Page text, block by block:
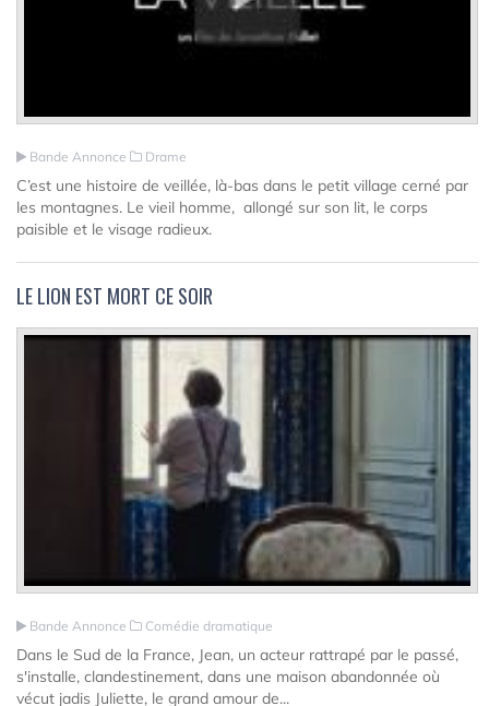
Bande Annonce Drame
C’est une histoire de veillée, là-bas dans le petit village cerné par
les montagnes. Le vieil homme, allongé sur son lit, le corps
paisible et le visage radieux.
LE LION EST MORT CE SOIR
Bande Annonce Comédie dramatique
Dans le Sud de la France, Jean, un acteur rattrapé par le passé,
s'installe, clandestinement, dans une maison abandonnée où
vécut jadis Juliette, le grand amour de...